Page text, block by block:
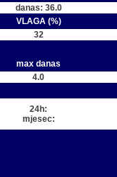
danas: 36.0
VLAGA (%)
32
max danas
4.0
24h:
mjesec: